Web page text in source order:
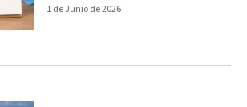
1 de Junio de 2026